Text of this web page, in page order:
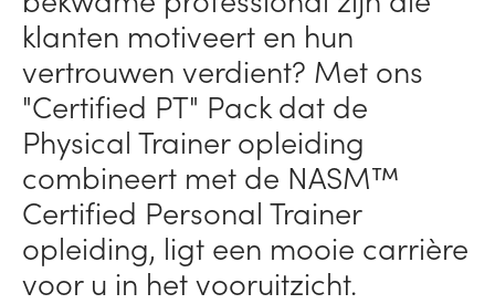
klanten motiveert en hun
vertrouwen verdient? Met ons
"Certified PT" Pack dat de
Physical Trainer opleiding
combineert met de NASM™
Certified Personal Trainer
opleiding, ligt een mooie carrière
voor u in het vooruitzicht.